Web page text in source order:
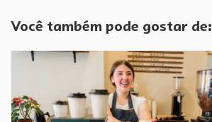
Você também pode gostar de: